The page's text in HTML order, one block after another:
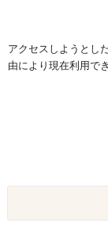
アクセスしようとし
由により現在利用で